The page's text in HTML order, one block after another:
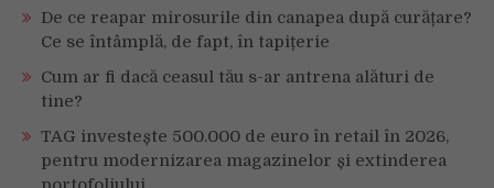
De ce reapar mirosurile din canapea după curățare?
Ce se întâmplă, de fapt, în tapițerie
Cum ar fi dacă ceasul tău s-ar antrena alături de
tine?
TAG investește 500.000 de euro în retail în 2026,
pentru modernizarea magazinelor și extinderea